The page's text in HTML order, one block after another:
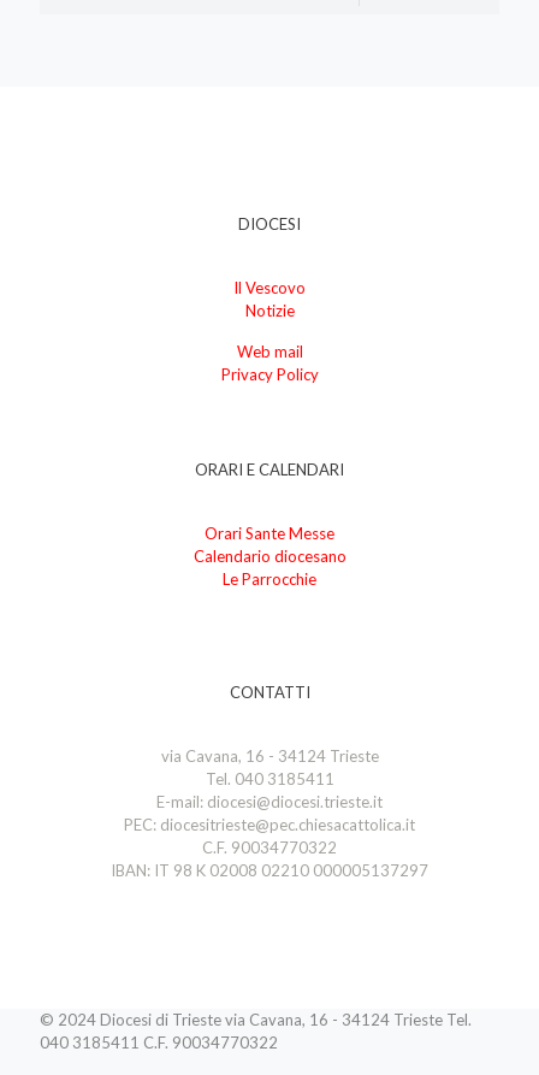
DIOCESI
Il Vescovo
Notizie
Web mail
Privacy Policy
ORARI E CALENDARI
Orari Sante Messe
Calendario diocesano
Le Parrocchie
CONTATTI
via Cavana, 16 - 34124 Trieste
Tel. 040 3185411
E-mail: diocesi@diocesi.trieste.it
PEC: diocesitrieste@pec.chiesacattolica.it
C.F. 90034770322
IBAN: IT 98 K 02008 02210 000005137297
© 2024 Diocesi di Trieste via Cavana, 16 - 34124 Trieste Tel.
040 3185411 C.F. 90034770322